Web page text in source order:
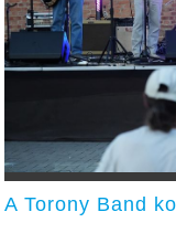
A Torony Band